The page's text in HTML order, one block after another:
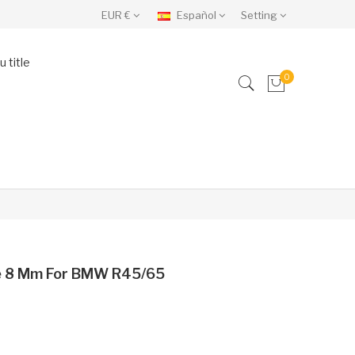
Setting
Español
EUR €
title
0
Mm For BMW R45/65